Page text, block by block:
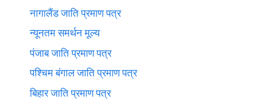
नागालैंड जाति प्रमाण पत्र
न्यूनतम समर्थन मूल्य
पंजाब जाति प्रमाण पत्र
पश्चिम बंगाल जाति प्रमाण पत्र
बिहार जाति प्रमाण पत्र